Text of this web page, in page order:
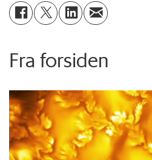
Fra forsiden